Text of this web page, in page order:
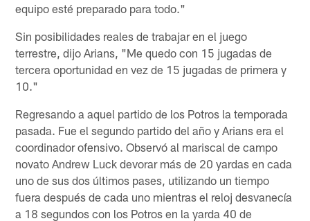
equipo esté preparado para todo."
Sin posibilidades reales de trabajar en el juego
terrestre, dijo Arians, "Me quedo con 15 jugadas de
tercera oportunidad en vez de 15 jugadas de primera y
10."
Regresando a aquel partido de los Potros la temporada
pasada. Fue el segundo partido del año y Arians era el
coordinador ofensivo. Observó al mariscal de campo
novato Andrew Luck devorar más de 20 yardas en cada
uno de sus dos últimos pases, utilizando un tiempo
fuera después de cada uno mientras el reloj desvanecía
a 18 segundos con los Potros en la yarda 40 de